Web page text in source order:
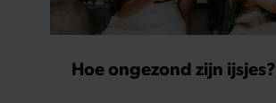
Hoe ongezond zijn ijsjes?